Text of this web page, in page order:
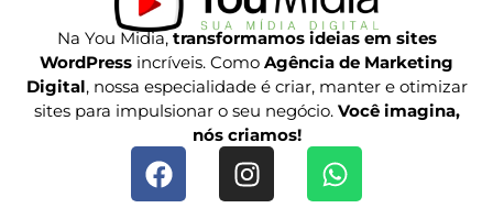
Na You Midia,transformamos ideias em sites
WordPress incríveis. Como Agência de Marketing
Digital, nossa especialidade é criar, manter e otimizar
sites para impulsionar o seu negócio. Você imagina,
nós criamos!